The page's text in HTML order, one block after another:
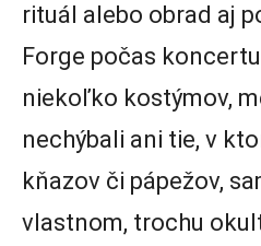
rituál alebo obrad aj
Forge počas
niekoľko kostýmov,
nechýbali ani tie, v
kňazov či pápežov,
vlastnom, trochu